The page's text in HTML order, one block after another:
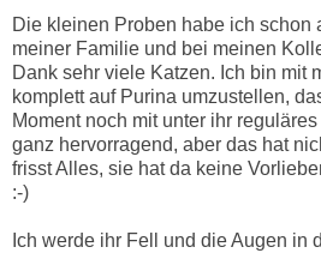
Die kleinen Proben habe ich schon
meiner Familie und bei meinen
Dank sehr viele Katzen. Ich bin mit
komplett auf Purina umzustellen,
Moment noch mit unter ihr
ganz hervorragend, aber das hat
frisst Alles, sie hat da keine
:-)
Ich werde ihr Fell und die Augen in